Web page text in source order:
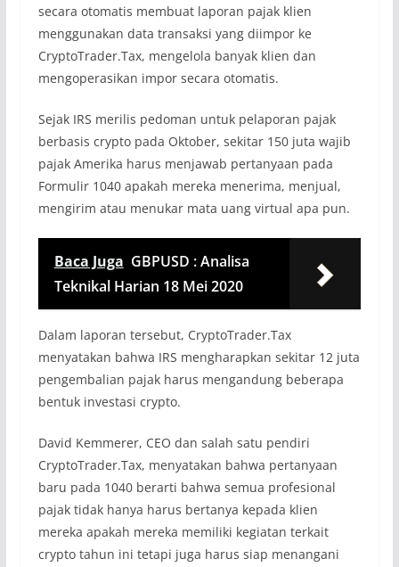
secara otomatis membuat laporan pajak klien
menggunakan data transaksi yang diimpor ke
CryptoTrader.Tax, mengelola banyak klien dan
mengoperasikan impor secara otomatis.
Sejak IRS merilis pedoman untuk pelaporan pajak
berbasis crypto pada Oktober, sekitar 150 juta wajib
pajak Amerika harus menjawab pertanyaan pada
Formulir 1040 apakah mereka menerima, menjual,
mengirim atau menukar mata uang virtual apa pun.
Baca Juga GBPUSD : Analisa
Teknikal Harian 18 Mei 2020
Dalam laporan tersebut, CryptoTrader.Tax
menyatakan bahwa IRS mengharapkan sekitar 12 juta
pengembalian pajak harus mengandung beberapa
bentuk investasi crypto.
David Kemmerer, CEO dan salah satu pendiri
CryptoTrader.Tax, menyatakan bahwa pertanyaan
baru pada 1040 berarti bahwa semua profesional
pajak tidak hanya harus bertanya kepada klien
mereka apakah mereka memiliki kegiatan terkait
crypto tahun ini tetapi juga harus siap menangani